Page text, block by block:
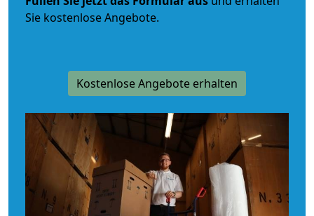
Sie kostenlose Angebote.
Kostenlose Angebote erhalten